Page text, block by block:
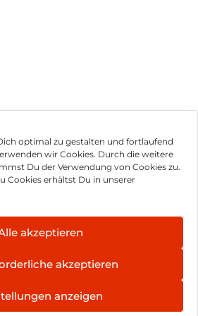
optimal zu gestalten und fortlaufend
wir Cookies. Durch die weitere
Du der Verwendung von Cookies zu.
Cookies erhältst Du in unserer
akzeptieren
akzeptieren
anzeigen